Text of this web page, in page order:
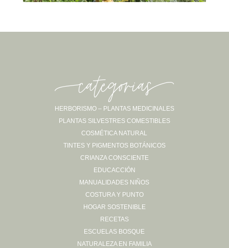
Sígueme en Instagram
-categorias-
HERBORISMO – PLANTAS MEDICINALES
PLANTAS SILVESTRES COMESTIBLES
COSMÉTICA NATURAL
TINTES Y PIGMENTOS BOTÁNICOS
CRIANZA CONSCIENTE
EDUCACCIÓN
MANUALIDADES NIÑOS
COSTURA Y PUNTO
HOGAR SOSTENIBLE
RECETAS
ESCUELAS BOSQUE
NATURALEZA EN FAMILIA